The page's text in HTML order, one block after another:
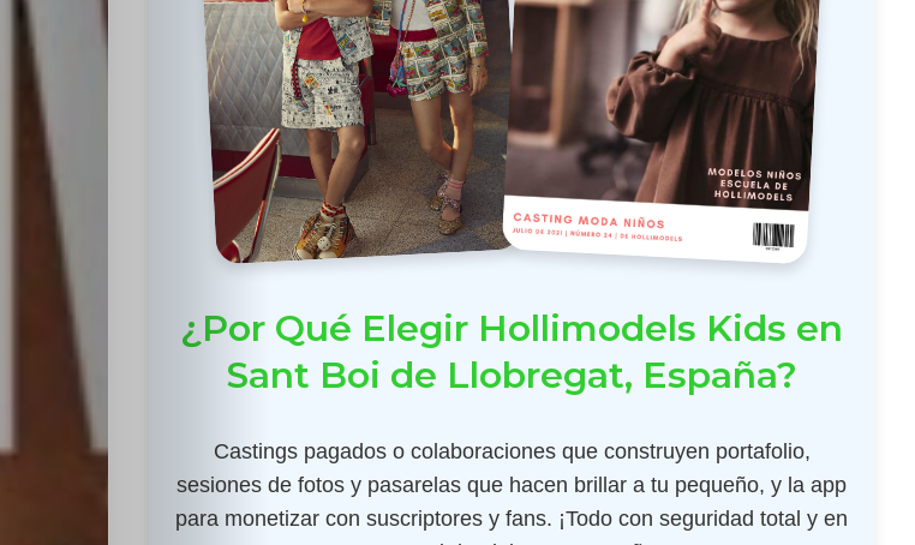
¿Por Qué Elegir Hollimodels Kids en
Sant Boi de Llobregat, España?
Castings pagados o colaboraciones que construyen portafolio,
sesiones de fotos y pasarelas que hacen brillar a tu pequeño, y la app
para monetizar con suscriptores y fans. ¡Todo con seguridad total y en